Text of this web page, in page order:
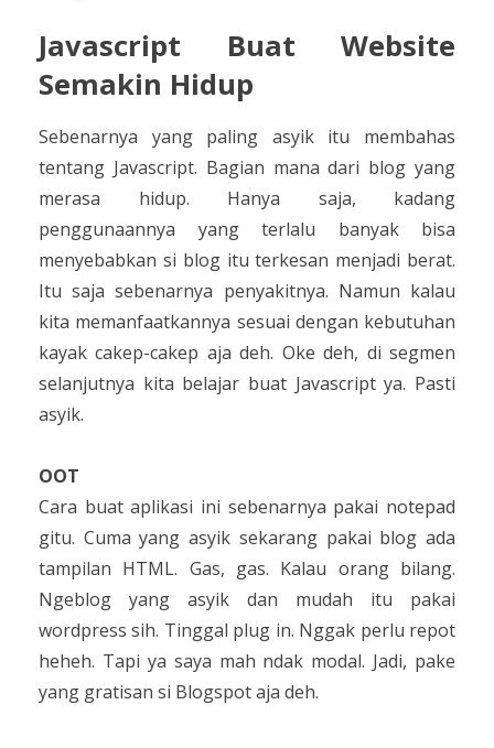
Javascript Buat Website
Semakin Hidup
Sebenarnya yang paling asyik itu membahas
tentang Javascript. Bagian mana dari blog yang
merasa hidup. Hanya saja, kadang
penggunaannya yang terlalu banyak bisa
menyebabkan si blog itu terkesan menjadi berat.
Itu saja sebenarnya penyakitnya. Namun kalau
kita memanfaatkannya sesuai dengan kebutuhan
kayak cakep-cakep aja deh. Oke deh, di segmen
selanjutnya kita belajar buat Javascript ya. Pasti
asyik.
OOT
Cara buat aplikasi ini sebenarnya pakai notepad
gitu. Cuma yang asyik sekarang pakai blog ada
tampilan HTML. Gas, gas. Kalau orang bilang.
Ngeblog yang asyik dan mudah itu pakai
wordpress sih. Tinggal plug in. Nggak perlu repot
heheh. Tapi ya saya mah ndak modal. Jadi, pake
yang gratisan si Blogspot aja deh.